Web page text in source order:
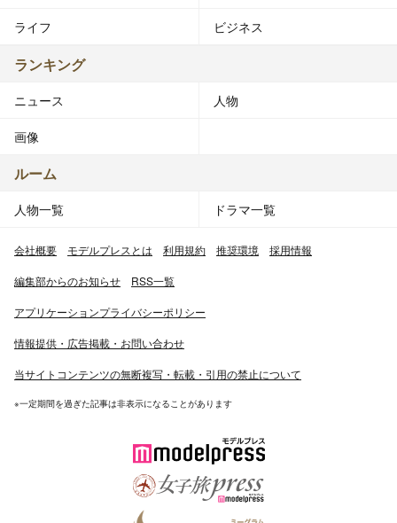
ライフ ビジネス
ランキング
ニュース 人物
画像
ルーム
人物一覧 ドラマ一覧
会社概要 モデルプレスとは 利用規約 推奨環境 採用情報
編集部からのお知らせ RSS一覧
アプリケーションプライバシーポリシー
情報提供・広告掲載・お問い合わせ
当サイトコンテンツの無断複写・転載・引用の禁止について
※一定期間を過ぎた記事は非表示になることがあります